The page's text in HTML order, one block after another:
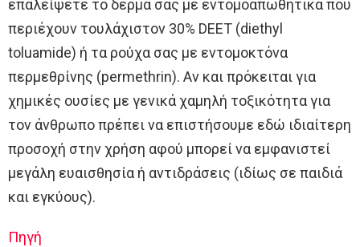
επαλείψετε το δέρμα σας με εντομοαπωθητικά που
περιέχουν τουλάχιστον 30% DEET (diethyl
toluamide) ή τα ρούχα σας με εντομοκτόνα
περμεθρίνης (permethrin). Αν και πρόκειται για
χημικές ουσίες με γενικά χαμηλή τοξικότητα για
τον άνθρωπο πρέπει να επιστήσουμε εδώ ιδιαίτερη
προσοχή στην χρήση αφού μπορεί να εμφανιστεί
μεγάλη ευαισθησία ή αντιδράσεις (ιδίως σε παιδιά
και εγκύους).
Πηγή